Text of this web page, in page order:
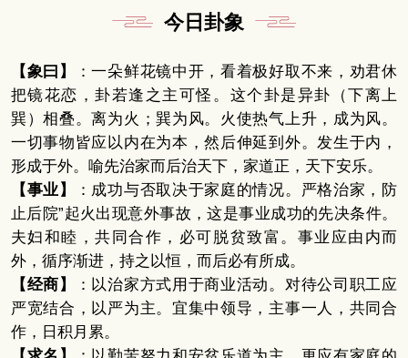
今日卦象
【象曰】
：一朵鲜花镜中开，看着极好取不来，劝君休
把镜花恋，卦若逢之主可怪。这个卦是异卦（下离上
巽）相叠。离为火；巽为风。火使热气上升，成为风。
一切事物皆应以内在为本，然后伸延到外。发生于内，
形成于外。喻先治家而后治天下，家道正，天下安乐。
【事业】
：成功与否取决于家庭的情况。严格治家，防
止后院”起火出现意外事故，这是事业成功的先决条件。
夫妇和睦，共同合作，必可脱贫致富。事业应由内而
外，循序渐进，持之以恒，而后必有所成。
【经商】
：以治家方式用于商业活动。对待公司职工应
严宽结合，以严为主。宜集中领导，主事一人，共同合
作，日积月累。